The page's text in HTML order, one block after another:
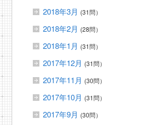
2018年3月 (31問）
2018年2月 (28問）
2018年1月 (31問）
2017年12月 (31問）
2017年11月 (30問）
2017年10月 (31問）
2017年9月 (30問）